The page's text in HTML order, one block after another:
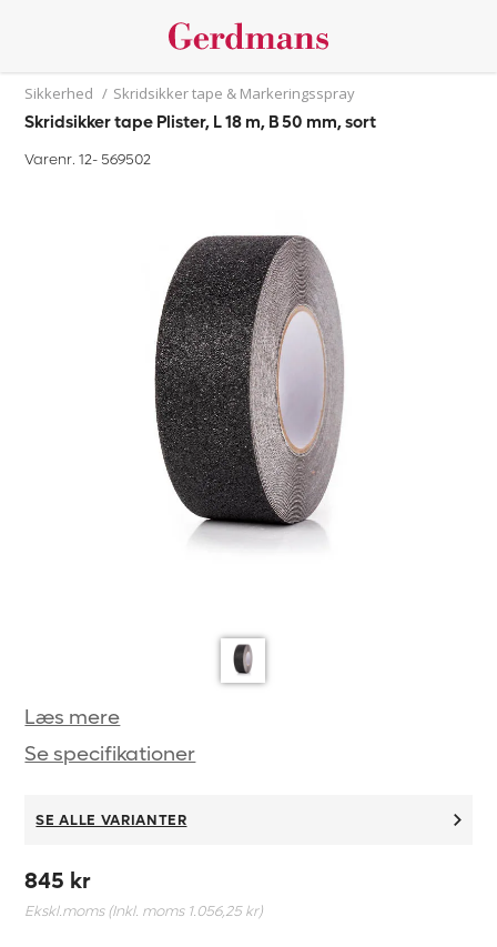
Sikkerhed / Skridsikker tape & Markeringsspray
Skridsikker tape Plister, L 18 m, B 50 mm, sort
Varenr. 12- 569502
Læs mere
Se specifikationer
SE ALLE VARIANTER
845 kr
Ekskl.moms (Inkl. moms 1.056,25 kr)